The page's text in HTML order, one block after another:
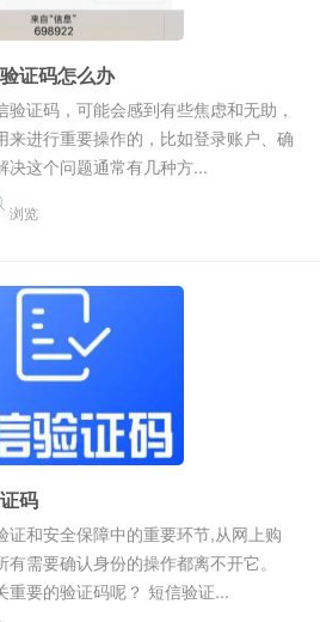
证码怎么办
证码，可能会感到有些焦虑和无助，
来进行重要操作的，比如登录账户、确
决这个问题通常有几种方...
浏览
码
证和安全保障中的重要环节,从网上购
需要确认身份的操作都离不开它。
重要的验证码呢？ 短信验证...